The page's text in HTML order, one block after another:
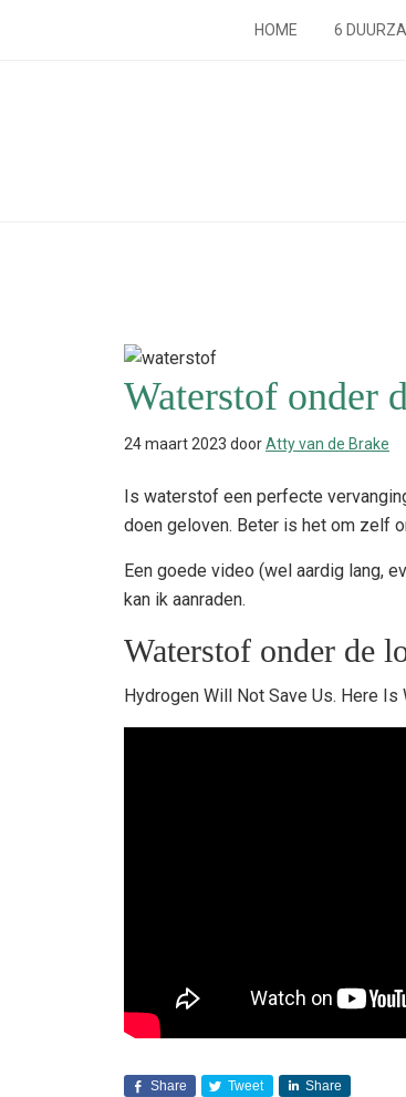
HOME 6
Waterstof onder
24 maart 2023 doorAtty van de Brake
Is waterstof een perfecte
doen geloven. Beter is het om zelf
Een goede video (wel aardig lang,
kan ik aanraden.
Waterstof onder de
Hydrogen Will Not Save Us. Here Is
Share Tweet Share